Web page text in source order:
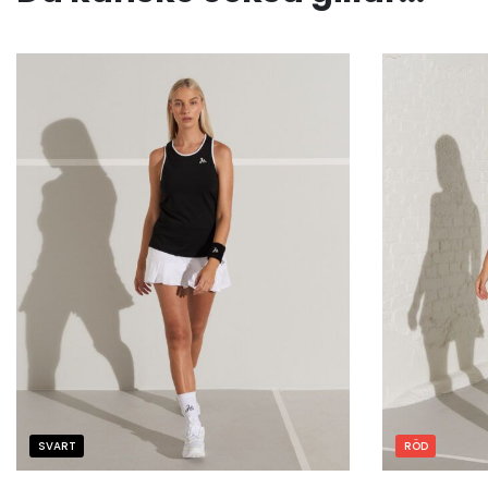
SVART RÖD